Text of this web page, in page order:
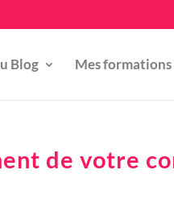
Blog Mes formations
de votre